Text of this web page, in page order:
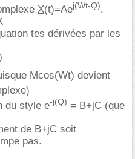
X(t)=Aej(Wt-Q).
tes dérivées par les
Mcos(Wt) devient
du style e-j(Q) = B+jC (que
de B+jC soit
pas.